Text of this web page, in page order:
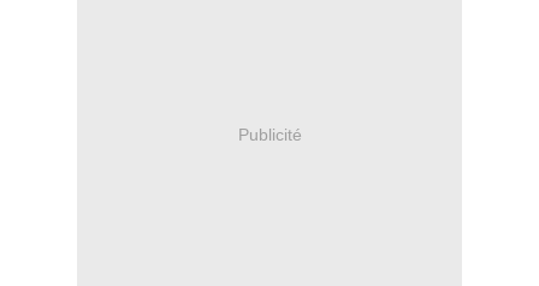
Publicité